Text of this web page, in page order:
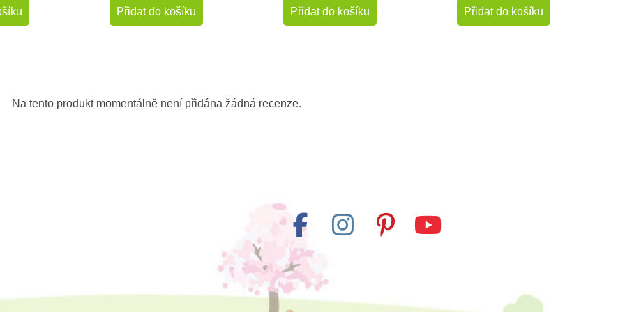
Přidat do košíku Přidat do košíku Přidat do košíku
Safari Ltd. Guernseyský
Skladem
Safari Ltd. Figurka - Koza
trpasličí
Na tento produkt momentálně není přidána žádná recenze.